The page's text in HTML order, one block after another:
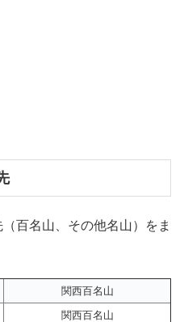
百名山、その他名山）をま
関西百名山
関西百名山